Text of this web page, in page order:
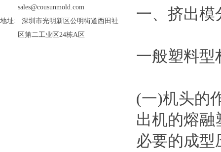
sales@cousunmold.com
地址: 深圳市光明新区公明街道西田社
区第二工业区24栋A区
一、挤出模
一般塑料型
(一)机头的
出机的熔融
必要的成型